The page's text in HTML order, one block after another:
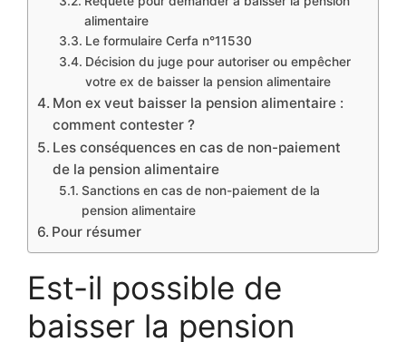
alimentaire
Le formulaire Cerfa n°11530
Décision du juge pour autoriser ou empêcher
votre ex de baisser la pension alimentaire
Mon ex veut baisser la pension alimentaire :
comment contester ?
Les conséquences en cas de non-paiement
de la pension alimentaire
Sanctions en cas de non-paiement de la
pension alimentaire
Pour résumer
Est-il possible de
baisser la pension